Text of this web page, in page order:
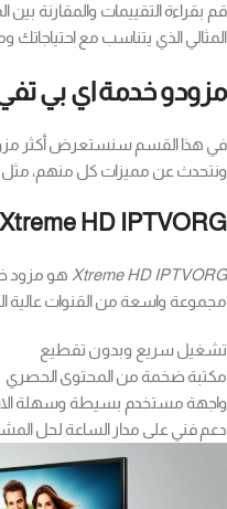
قم بقراءة التقييمات والمقارنة
المثالي الذي يتناسب مع احتياجاتك
مزودو خدمة اي بي تفي
ونتحدث عن مميزات كل منهم، مثل Xtreme HD IPTVORG و CatchON TV.
Xtreme HD IPTVORG ومميزاته
Xtreme HD IPTVORG هو مزود
مجموعة واسعة من القنوات عالية
تشغيل سريع وبدون تقطيع
مكتبة ضخمة من المحتوى الحصري
واجهة مستخدم بسيطة وسهلة
دعم فني على مدار الساعة لحل